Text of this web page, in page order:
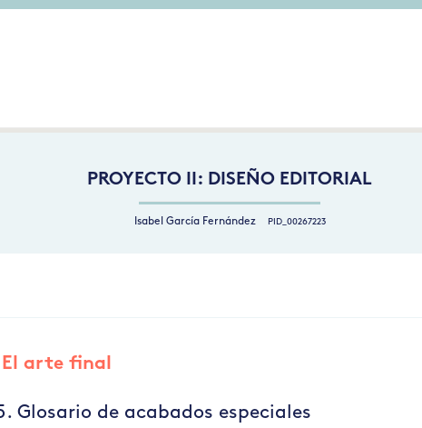
PROYECTO II: DISEÑO EDITORIAL
Isabel García Fernández PID_00267223
arte final
Glosario de acabados especiales